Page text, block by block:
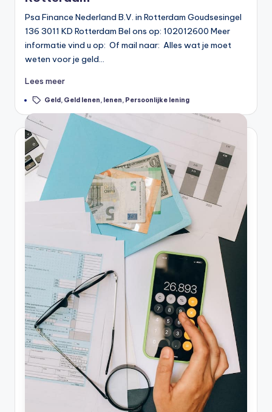
Psa Finance Nederland B.V. in Rotterdam Goudsesingel
136 3011 KD Rotterdam Bel ons op: 102012600 Meer
informatie vind u op: Of mail naar: Alles wat je moet
weten voor je geld…
Lees meer
Tags: Geld, Geld lenen, lenen, Persoonlijke lening